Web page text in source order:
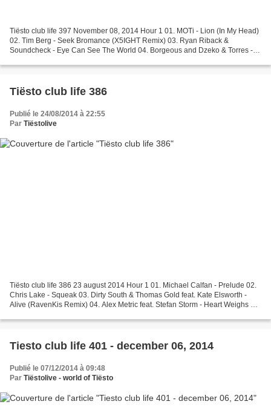
Tiësto club life 397 November 08, 2014 Hour 1 01. MOTi - Lion (In My Head)
02. Tim Berg - Seek Bromance (X5IGHT Remix) 03. Ryan Riback &
Soundcheck - Eye Can See The World 04. Borgeous and Dzeko & Torres -
Tiësto club life 386
Publié le 24/08/2014 à 22:55
Par Tiëstolive
Tiësto club life 386 23 august 2014 Hour 1 01. Michael Calfan - Prelude 02.
Chris Lake - Squeak 03. Dirty South & Thomas Gold feat. Kate Elsworth -
Alive (RavenKis Remix) 04. Alex Metric feat. Stefan Storm - Heart Weighs A
Tiesto club life 401 - december 06, 2014
Publié le 07/12/2014 à 09:48
Par Tiëstolive - world of Tiësto